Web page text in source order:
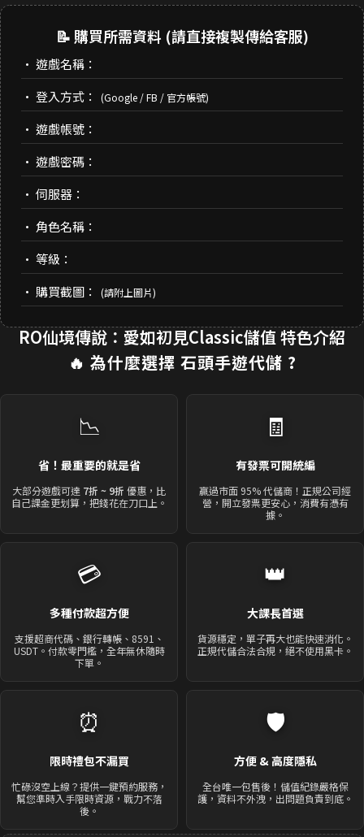
📝 購買所需資料 (請直接複製傳給客服)
• 遊戲名稱：
• 登入方式：
(Google / FB / 官方帳號)
• 遊戲帳號：
• 遊戲密碼：
• 伺服器：
• 角色名稱：
• 等級：
• 購買截圖：
(請附上圖片)
RO仙境傳說：愛如初見Classic儲值 特色介紹
🔥 為什麼選擇 石頭手遊代儲 ?
📉
省！最重要的就是省
大部分遊戲可達 7折 ~ 9折 優惠，比
自己課金更划算，把錢花在刀口上。
🧾
有發票可開統編
贏過市面 95% 代儲商！正規公司經
營，開立發票更安心，消費有憑有
據。
💳
多種付款超方便
支援超商代碼、銀行轉帳、8591、
USDT。付款零門檻，全年無休隨時
下單。
👑
大課長首選
貨源穩定，單子再大也能快速消化。
正規代儲合法合規，絕不使用黑卡。
⏰
限時禮包不漏買
忙碌沒空上線？提供一鍵預約服務，
幫您準時入手限時資源，戰力不落
後。
🛡️
方便 & 高度隱私
全台唯一包售後！儲值紀錄嚴格保
護，資料不外洩，出問題負責到底。